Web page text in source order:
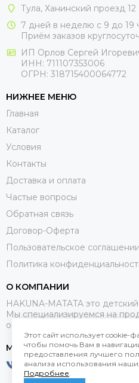
Тула, Ханинский проезд 12
7 дней в неделю с 9 до 19
Приём заказов
ИП Орлов Сергей
ИНН: 711107353006
ОГРН: 318715400064772
НИЖНЕЕ МЕНЮ
Главная
Каталог
Условия
Контакты
Доставка и оплата
Частые вопросы
Обратная связь
Договор-Оферта
Пользовательское
Политика
О КОМПАНИИ
HAKUNA-MATATA это
Мы специализируемся на
оптом.
МЕССЕНДЖЕРЫ
Этот сайт использует cookie-
чтобы помочь Вам в
предоставления лучшего
анализа использования
Подробнее.